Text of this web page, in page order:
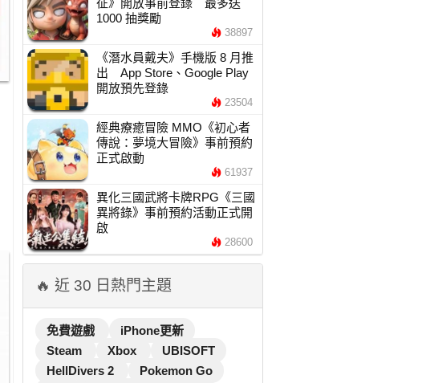
征》開放事前登錄 最多送
1000 抽獎勵
38897
《潛水員戴夫》手機版 8 月推
出 App Store、Google Play
開放預先登錄
23504
經典療癒冒險 MMO《初心者
傳說：夢境大冒險》事前預約
正式啟動
61937
異化三國武將卡牌RPG《三國
異將錄》事前預約活動正式開
啟
28600
🔥 近 30 日熱門主題
免費遊戲
iPhone更新
Steam
Xbox
UBISOFT
HellDivers 2
Pokemon Go